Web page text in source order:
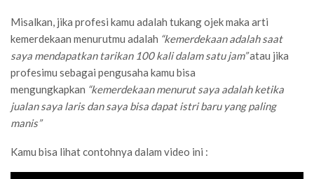
Misalkan, jika profesi kamu adalah tukang ojek maka arti
kemerdekaan menurutmu adalah “kemerdekaan adalah saat
saya mendapatkan tarikan 100 kali dalam satu jam”atau jika
profesimu sebagai pengusaha kamu bisa
mengungkapkan “kemerdekaan menurut saya adalah ketika
jualan saya laris dan saya bisa dapat istri baru yang paling
manis”
Kamu bisa lihat contohnya dalam video ini :